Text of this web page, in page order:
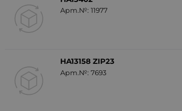
Арт.№: 11977
HA13158 ZIP23
Арт.№: 7693